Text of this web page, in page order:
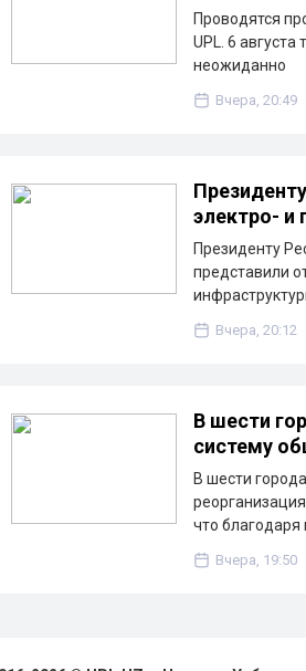
Проводятся
UPL. 6
неожиданно
Вчера, 20:49
электро- и
Президенту
представили
Вчера, 20:12
В шести
систему
В шести
что
Вчера, 19:50